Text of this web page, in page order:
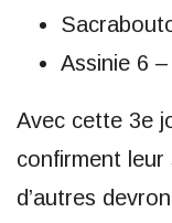
Assinie 6
Avec cette 3e
confirment
d’autres